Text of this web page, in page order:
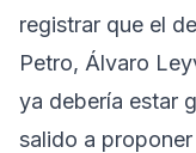
registrar que el
Petro, Álvaro
ya debería estar
salido a